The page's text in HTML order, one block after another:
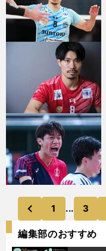
前
1 ... 3
編集部のおすすめ